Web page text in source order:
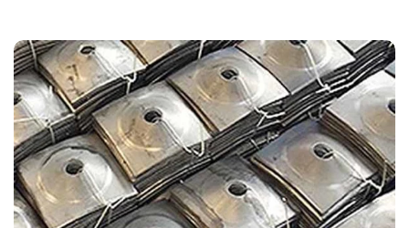
NOS PRODUITS
UVK BEARING est un fabricant de qualité
supérieure spécialisé dans la production de
roulements de précision. Elle a 20 ans
d'expérience dans le développement, la
conception et la production de divers types
de roulements.